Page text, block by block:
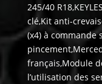
245/40
clé,Kit anti-
(x4) à
français,Module
l’utilisation des